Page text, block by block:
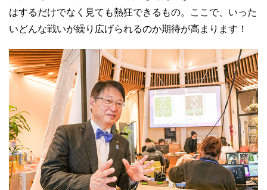
はするだけでなく見ても熱狂できるもの。ここで、いった
いどんな戦いが繰り広げられるのか期待が高まります！